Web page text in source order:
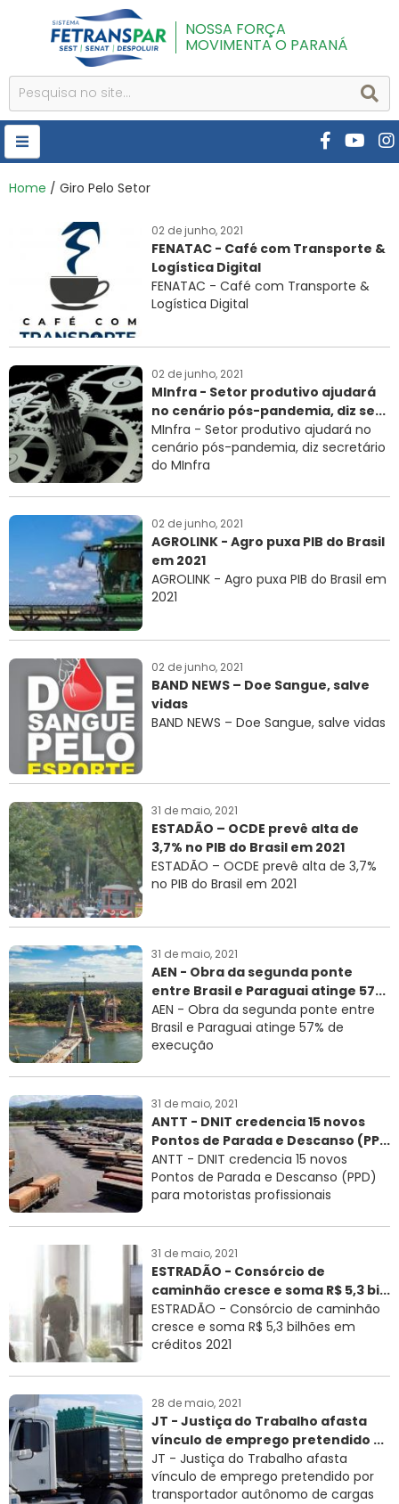
NOSSA FORÇA
MOVIMENTA O PARANÁ
HOME
PUBLICAÇÕES
CURSOS E EVENTOS
SEST SENAT
DESPOLUIR
AR INSTITUTO
RNTRC
CONTATO
Home / Giro Pelo Setor
02 de junho, 2021
FENATAC - Café com Transporte &
Logística Digital
FENATAC - Café com Transporte &
Logística Digital
02 de junho, 2021
MInfra - Setor produtivo ajudará
no cenário pós-pandemia, diz se...
MInfra - Setor produtivo ajudará no
cenário pós-pandemia, diz secretário
do MInfra
02 de junho, 2021
AGROLINK - Agro puxa PIB do Brasil
em 2021
AGROLINK - Agro puxa PIB do Brasil em
2021
02 de junho, 2021
BAND NEWS – Doe Sangue, salve
vidas
BAND NEWS – Doe Sangue, salve vidas
31 de maio, 2021
ESTADÃO – OCDE prevê alta de
3,7% no PIB do Brasil em 2021
ESTADÃO – OCDE prevê alta de 3,7%
no PIB do Brasil em 2021
31 de maio, 2021
AEN - Obra da segunda ponte
entre Brasil e Paraguai atinge 57...
AEN - Obra da segunda ponte entre
Brasil e Paraguai atinge 57% de
execução
31 de maio, 2021
ANTT - DNIT credencia 15 novos
Pontos de Parada e Descanso (PP...
ANTT - DNIT credencia 15 novos
Pontos de Parada e Descanso (PPD)
para motoristas profissionais
31 de maio, 2021
ESTRADÃO - Consórcio de
caminhão cresce e soma R$ 5,3 bi...
ESTRADÃO - Consórcio de caminhão
cresce e soma R$ 5,3 bilhões em
créditos 2021
28 de maio, 2021
JT - Justiça do Trabalho afasta
vínculo de emprego pretendido ...
JT - Justiça do Trabalho afasta
vínculo de emprego pretendido por
transportador autônomo de cargas